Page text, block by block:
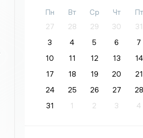
Пн Вт Ср Чт Пт
27
28 29 30 31
3
4 5 6 7
10
11 12 13 14
17
18 19 20 21
24
25 26 27 28
31
1 2 3 4